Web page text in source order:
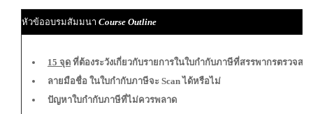
หัวข้ออบรมสัมมนา Course Outline
15 จุด ที่ต้องระวังเกี่ยวกับรายการในใบกำกับภาษีที่สรรพากรตรวจสอ
ลายมือชื่อ ในใบกำกับภาษีจะ Scan ได้หรือไม่
ปัญหาใบกำกับภาษีที่ไม่ควรพลาด